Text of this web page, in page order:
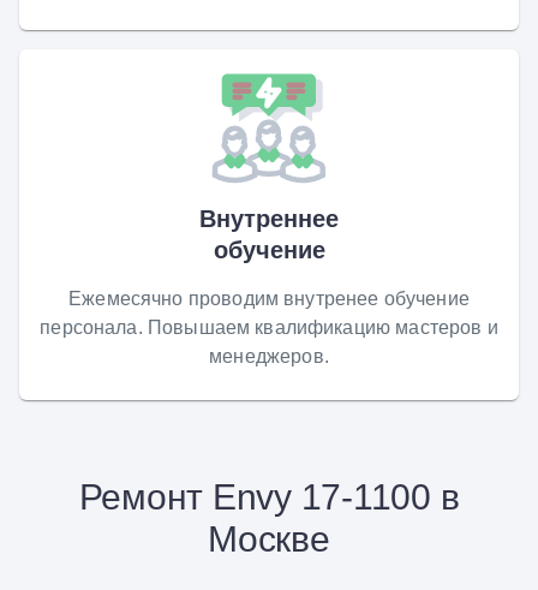
Внутреннее
обучение
Ежемесячно проводим внутренее обучение
персонала. Повышаем квалификацию мастеров и
менеджеров.
Ремонт Envy 17-1100 в
Москве